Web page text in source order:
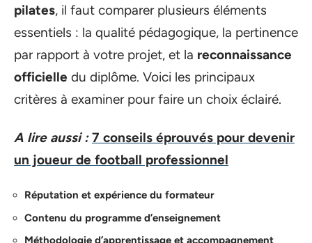
pilates, il faut comparer plusieurs éléments
essentiels : la qualité pédagogique, la pertinence
par rapport à votre projet, et la reconnaissance
officielle du diplôme. Voici les principaux
critères à examiner pour faire un choix éclairé.
A lire aussi : 7 conseils éprouvés pour devenir
un joueur de football professionnel
Réputation et expérience du formateur
Contenu du programme d’enseignement
Méthodologie d’apprentissage et accompagnement